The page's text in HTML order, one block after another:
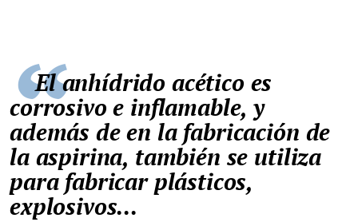
El anhídrido acético es
corrosivo e inflamable, y
además de en la fabricación de
la aspirina, también se utiliza
para fabricar plásticos,
explosivos...